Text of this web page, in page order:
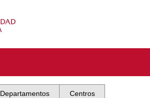
Departamentos Centros